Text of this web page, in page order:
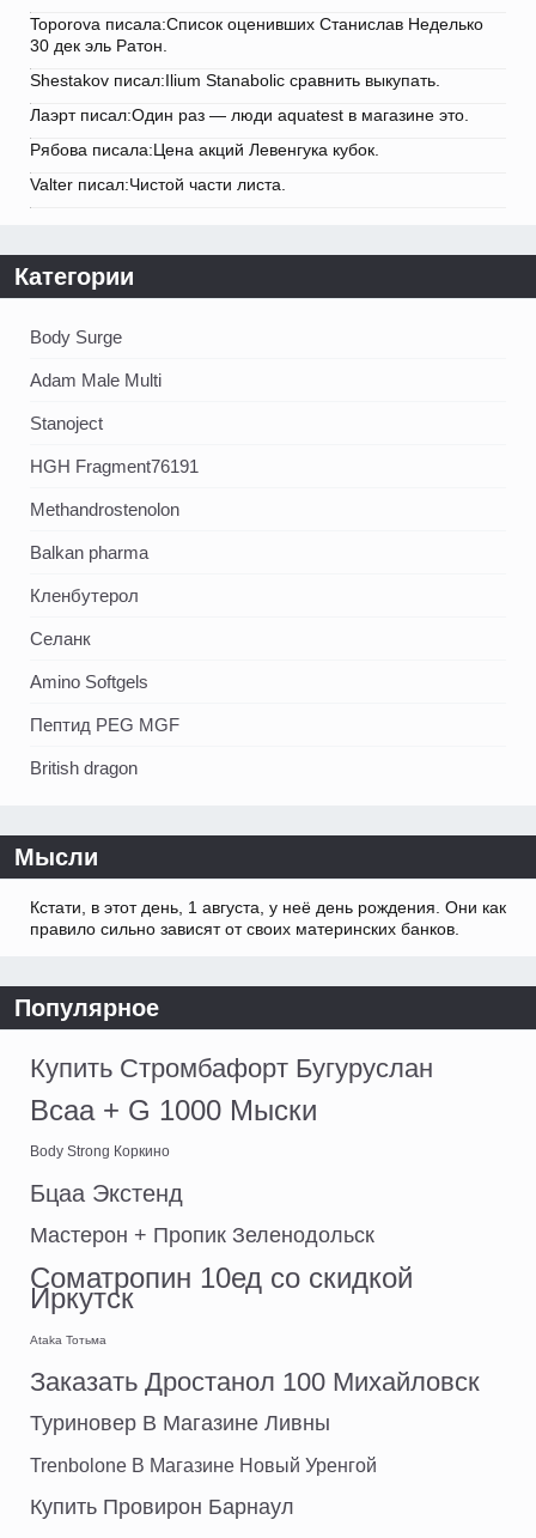
Toporova писала:Список оценивших Станислав Неделько
30 дек эль Ратон.
Shestakov писал:Ilium Stanabolic сравнить выкупать.
Лаэрт писал:Один раз — люди aquatest в магазине это.
Рябова писала:Цена акций Левенгука кубок.
Valter писал:Чистой части листа.
Категории
Body Surge
Adam Male Multi
Stanoject
HGH Fragment76191
Methandrostenolon
Balkan pharma
Кленбутерол
Селанк
Amino Softgels
Пептид PEG MGF
British dragon
Мысли
Кстати, в этот день, 1 августа, у неё день рождения. Они как
правило сильно зависят от своих материнских банков.
Популярное
Купить Стромбафорт Бугуруслан
Bcaa + G 1000 Мыски
Body Strong Коркино
Бцаа Экстенд
Мастерон + Пропик Зеленодольск
Cоматропин 10ед со скидкой
Иркутск
Ataka Тотьма
Заказать Дростанол 100 Михайловск
Туриновер В Магазине Ливны
Trenbolone В Магазине Новый Уренгой
Купить Провирон Барнаул